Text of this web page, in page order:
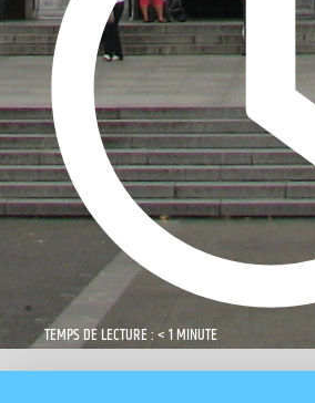
TEMPS DE LECTURE : < 1 MINUTE